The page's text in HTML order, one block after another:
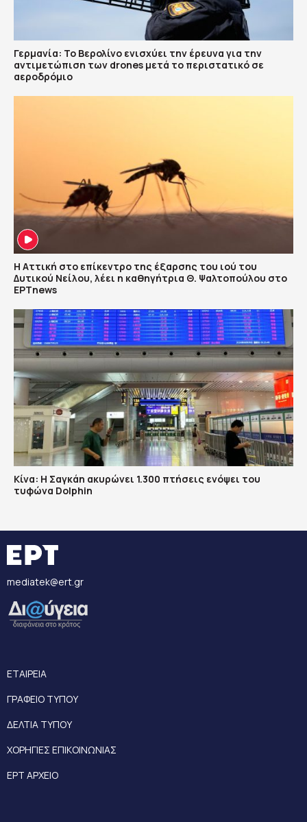
Γερμανία: Το Βερολίνο ενισχύει την έρευνα για την
αντιμετώπιση των drones μετά το περιστατικό σε
αεροδρόμιο
Η Αττική στο επίκεντρο της έξαρσης του ιού του
Δυτικού Νείλου, λέει η καθηγήτρια Θ. Ψαλτοπούλου στο
ΕΡΤnews
Κίνα: Η Σαγκάη ακυρώνει 1.300 πτήσεις ενόψει του
τυφώνα Dolphin
mediatek@ert.gr
ΕΤΑΙΡΕΙΑ
ΓΡΑΦΕΙΟ ΤΥΠΟΥ
ΔΕΛΤΙΑ ΤΥΠΟΥ
ΧΟΡΗΓΙΕΣ ΕΠΙΚΟΙΝΩΝΙΑΣ
ΕΡΤ ΑΡΧΕΙΟ